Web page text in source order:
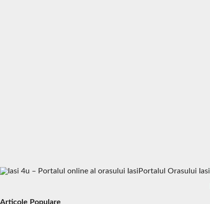
Portalul Orasului Iasi
Articole Populare